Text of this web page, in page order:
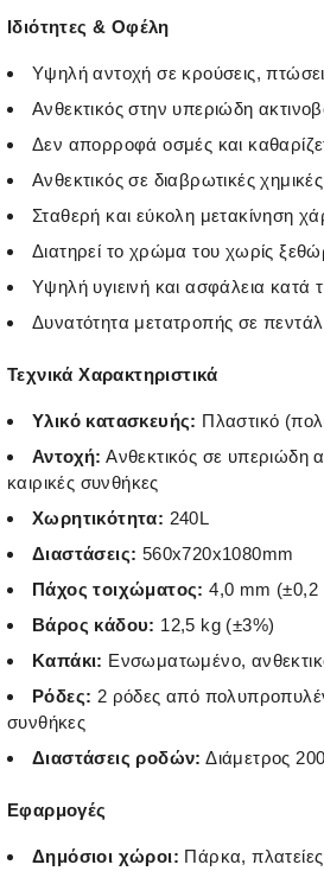
Ιδιότητες & Οφέλη
Υψηλή αντοχή σε κρούσεις,
Ανθεκτικός στην υπεριώδη
Δεν απορροφά οσμές και
Ανθεκτικός σε διαβρωτικές
Σταθερή και εύκολη μετακίνηση
Διατηρεί το χρώμα του χωρίς
Υψηλή υγιεινή και ασφάλεια κατά
Δυνατότητα μετατροπής σε
Τεχνικά Χαρακτηριστικά
Υλικό κατασκευής: Πλαστικό
Αντοχή: Ανθεκτικός σε υπεριώδη
καιρικές συνθήκες
Χωρητικότητα: 240L
Διαστάσεις: 560x720x1080mm
Πάχος τοιχώματος: 4,0 mm (±0,2
Βάρος κάδου: 12,5 kg (±3%)
Καπάκι: Ενσωματωμένο,
Ρόδες: 2 ρόδες από
συνθήκες
Διαστάσεις ροδών: Διάμετρος
Εφαρμογές
Δημόσιοι χώροι: Πάρκα,